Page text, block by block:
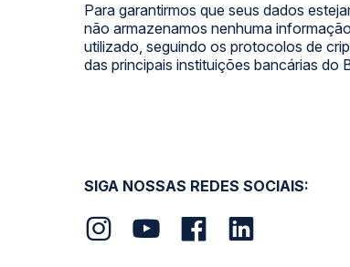
Para garantirmos que seus dados
não armazenamos nenhuma
utilizado, seguindo os protocolos de
das principais instituições bancárias do
SIGA NOSSAS REDES SOCIAIS: